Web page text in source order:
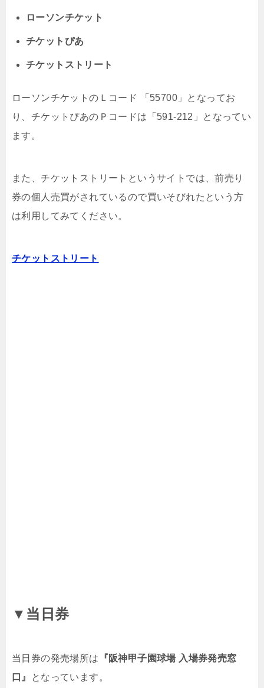
ローソンチケット
チケットぴあ
チケットストリート
ローソンチケットのＬコード 「55700」となってお
り、チケットぴあのＰコードは「591-212」となってい
ます。
また、チケットストリートというサイトでは、前売り
券の個人売買がされているので買いそびれたという方
は利用してみてください。
チケットストリート
▼当日券
当日券の発売場所は 『阪神甲子園球場 入場券発売窓
口』
となっています。